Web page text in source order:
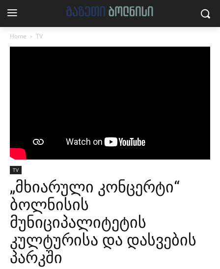
Home TV
TV
„მხიარული კონცერტი“
ბოლნისის
მუნიციპალიტეტის
კულტურისა და დასვების
პარკში